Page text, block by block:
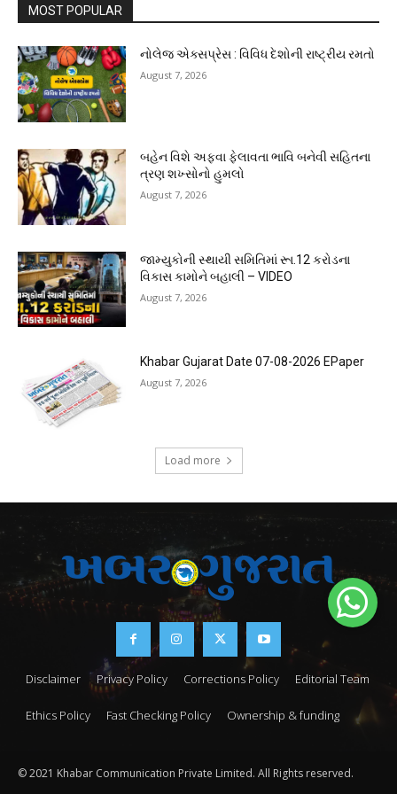
MOST POPULAR
નોલેજ એક્સપ્રેસ : વિવિધ દેશોની રાષ્ટ્રીય રમતો
August 7, 2026
બહેન વિશે અફવા ફેલાવતા ભાવિ બનેવી સહિતના
ત્રણ શખ્સોનો હુમલો
August 7, 2026
જામ્યુકોની સ્થાયી સમિતિમાં રૂા.12 કરોડના
વિકાસ કામોને બહાલી – VIDEO
August 7, 2026
Khabar Gujarat Date 07-08-2026 EPaper
August 7, 2026
Load more
Disclaimer Privacy Policy Corrections Policy Editorial Team
Ethics Policy Fast Checking Policy Ownership & funding
© 2021 Khabar Communication Private Limited. All Rights reserved.